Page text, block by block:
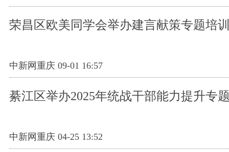
荣昌区欧美同学会举办建言献策专题培
中新网重庆 09-01 16:57
綦江区举办2025年统战干部能力提升专
中新网重庆 04-25 13:52